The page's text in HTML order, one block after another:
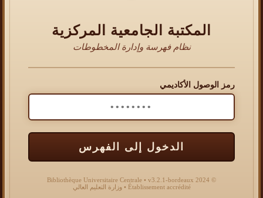
المكتبة الجامعية المركزية
نظام فهرسة وإدارة المخطوطات
رمز الوصول الأكاديمي
الدخول إلى الفهرس
© 2024 Bibliothèque Universitaire Centrale • v3.2.1-bordeaux
Établissement accrédité • وزارة التعليم العالي